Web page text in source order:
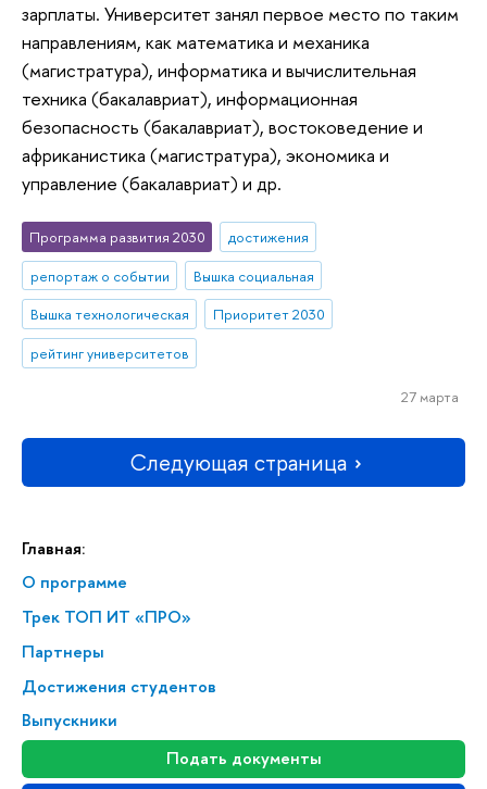
Главная:
О программе
Трек ТОП ИТ «ПРО»
Партнеры
Достижения студентов
Выпускники
Подать документы
зарплаты. Университет занял первое место по таким
направлениям, как математика и механика
(магистратура), информатика и вычислительная
техника (бакалавриат), информационная
безопасность (бакалавриат), востоковедение и
африканистика (магистратура), экономика и
управление (бакалавриат) и др.
Программа развития 2030
достижения
репортаж о событии
Вышка социальная
Вышка технологическая
Приоритет 2030
рейтинг университетов
27 марта
Следующая страница